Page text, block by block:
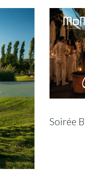
Soirée